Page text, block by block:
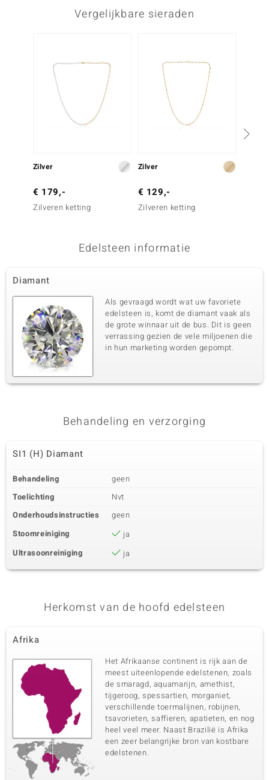
Vergelijkbare sieraden
Zilver
€ 179,-
Zilveren ketting
Zilver
€ 129,-
Zilveren ketting
Edelsteen informatie
Diamant
Als gevraagd wordt wat uw favoriete
edelsteen is, komt de diamant vaak als
de grote winnaar uit de bus. Dit is geen
verrassing gezien de vele miljoenen die
in hun marketing worden gepompt.
Behandeling en verzorging
SI1 (H) Diamant
Behandeling
geen
Toelichting
Nvt
Onderhoudsinstructies
geen
Stoomreiniging
ja
Ultrasoonreiniging
ja
Herkomst van de hoofd edelsteen
Afrika
Het Afrikaanse continent is rijk aan de
meest uiteenlopende edelstenen, zoals
de smaragd, aquamarijn, amethist,
tijgeroog, spessartien, morganiet,
verschillende toermalijnen, robijnen,
tsavorieten, saffieren, apatieten, en nog
heel veel meer. Naast Brazilië is Afrika
een zeer belangrijke bron van kostbare
edelstenen.